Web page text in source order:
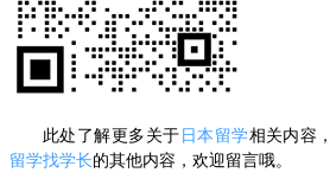
此处了解更多关于 日本留学相关内容
留学找学长的其他内容，欢迎留言哦。